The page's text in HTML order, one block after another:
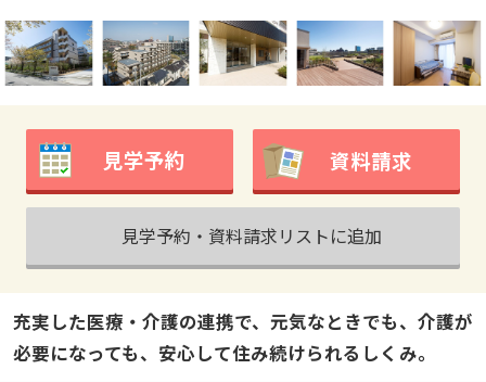
見学予約 資料請求
見学予約・資料請求リストに追加
充実した医療・介護の連携で、元気なときでも、介護が
必要になっても、安心して住み続けられるしくみ。